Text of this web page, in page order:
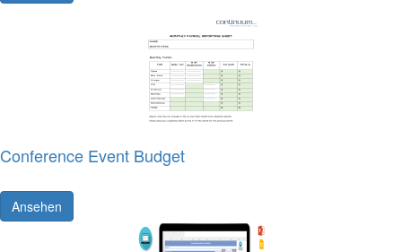
Conference Event Budget
Ansehen